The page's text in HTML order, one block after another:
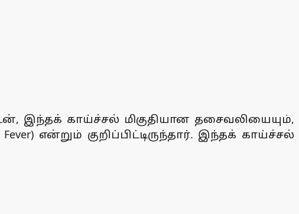
இந்தக் காய்ச்சல் மிகுதியான தசைவலியையும்,
என்றும் குறிப்பிட்டிருந்தார். இந்தக் காய்ச்சல்